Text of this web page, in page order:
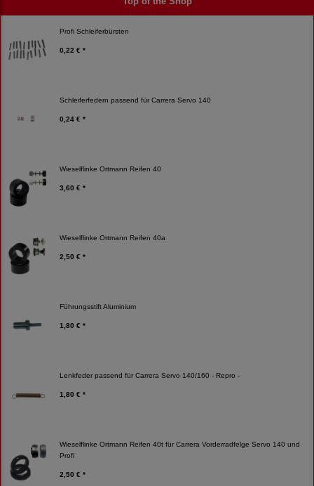
Profi Schleiferbürsten
0,22 € *
Schleiferfedern passend für Carrera Servo 140
0,24 € *
Wieselflinke Ortmann Reifen 40
3,60 € *
Wieselflinke Ortmann Reifen 40a
2,50 € *
Führungsstift Aluminium
1,80 € *
Lenkfeder passend für Carrera Servo 140/160 - Repro -
1,80 € *
Wieselflinke Ortmann Reifen 40t für Carrera Vorderradfelge Servo 140 und
Profi
2,50 € *